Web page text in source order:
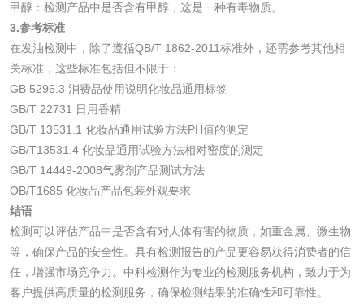
甲醇：检测产品中是否含有甲醇，这是一种有毒物质。
3.参考标准
在发油检测中，除了遵循QB/T 1862-2011标准外，还需参考其他相
关标准，这些标准包括但不限于：
GB 5296.3 消费品使用说明化妆品通用标签
GB/T 22731 日用香精
GB/T 13531.1 化妆品通用试验方法PH值的测定
GB/T13531.4 化妆品通用试验方法相对密度的测定
GB/T 14449-2008气雾剂产品测试方法
OB/T1685 化妆品产品包装外观要求
结语
检测可以评估产品中是否含有对人体有害的物质，如重金属、微生物
等，确保产品的安全性。具有检测报告的产品更容易获得消费者的信
任，增强市场竞争力。中科检测作为专业的检测服务机构，致力于为
客户提供高质量的检测服务，确保检测结果的准确性和可靠性。
日化产品
洗衣液检测 洗涤剂检测
清洗剂检测 日化产品毒理检测
洗手液检测
水处理剂